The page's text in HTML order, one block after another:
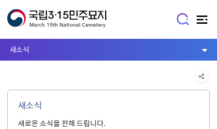
새소식
새소식
새로운 소식을 전해 드립니다.